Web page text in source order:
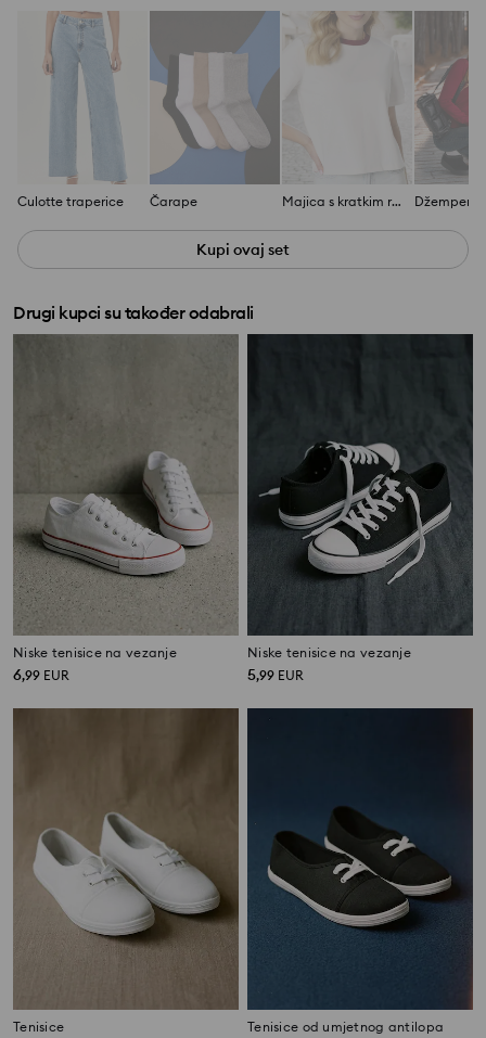
Culotte traperice Čarape Majica s kratkim rukavima
Kupi ovaj set
Drugi kupci su također odabrali
Niske tenisice na vezanje
6,99 EUR
Niske tenisice na vezanje
5,99 EUR
Tenisice Tenisice od umjetnog antilopa